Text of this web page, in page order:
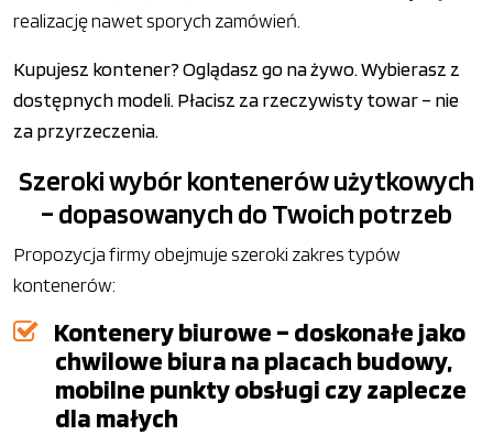
realizację nawet sporych zamówień.
Kupujesz kontener? Oglądasz go na żywo. Wybierasz z
dostępnych modeli. Płacisz za rzeczywisty towar – nie
za przyrzeczenia.
Szeroki wybór kontenerów użytkowych
– dopasowanych do Twoich potrzeb
Propozycja firmy obejmuje szeroki zakres typów
kontenerów:
Kontenery biurowe – doskonałe jako
chwilowe biura na placach budowy,
mobilne punkty obsługi czy zaplecze
dla małych